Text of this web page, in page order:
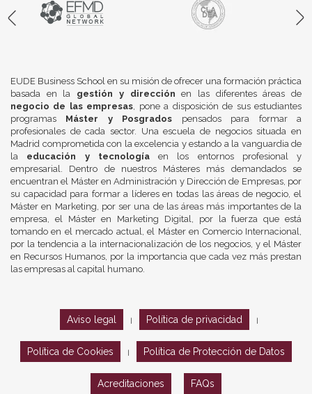
EUDE Business School en su misión de ofrecer una formación práctica
basada en la gestión y dirección en las diferentes áreas de
negocio de las empresas, pone a disposición de sus estudiantes
programas Máster y Posgrados pensados para formar a
profesionales de cada sector. Una escuela de negocios situada en
Madrid comprometida con la excelencia y estando a la vanguardia de
la educación y tecnologíaen los entornos profesional y
empresarial. Dentro de nuestros Másteres más demandados se
encuentran el Máster en Administración y Dirección de Empresas, por
su capacidad para formar a líderes en todas las áreas de negocio, el
Máster en Marketing, por ser una de las áreas más importantes de la
empresa, el Máster en Marketing Digital, por la fuerza que está
tomando en el mercado actual, el Máster en Comercio Internacional,
por la tendencia a la internacionalización de los negocios, y el Máster
en Recursos Humanos, por la importancia que cada vez más prestan
las empresas al capital humano.
Aviso legal Política de privacidad
Política de Cookies Política de Protección de Datos
Acreditaciones FAQs